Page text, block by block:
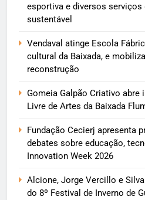
esportiva e diversos
sustentável
Vendaval atinge Escola
cultural da Baixada, e
reconstrução
Gomeia Galpão Criativo
Livre de Artes da Baixada
Fundação Cecierj apresenta
debates sobre educação,
Innovation Week 2026
Alcione, Jorge Vercillo e
do 8º Festival de Inverno de